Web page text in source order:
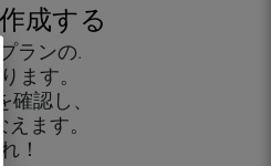
成する
ランの.
ます。
確認し、
ます。
！